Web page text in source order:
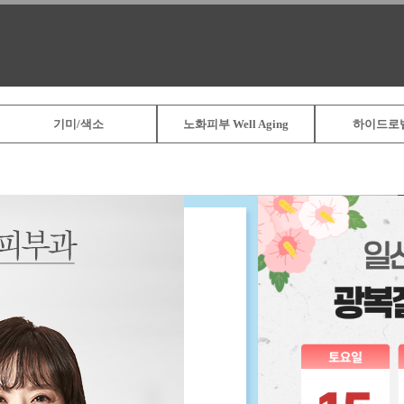
기미/색소 노화피부 Well Aging 하이드로